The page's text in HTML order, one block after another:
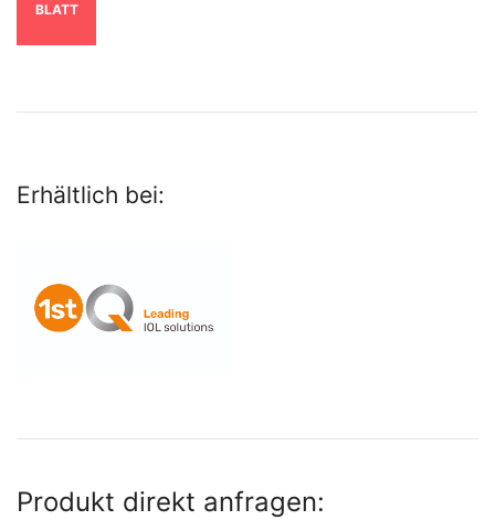
BLATT
Erhältlich bei:
Produkt direkt anfragen: